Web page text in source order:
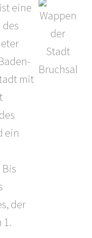
eine
mit
ein
der
1.